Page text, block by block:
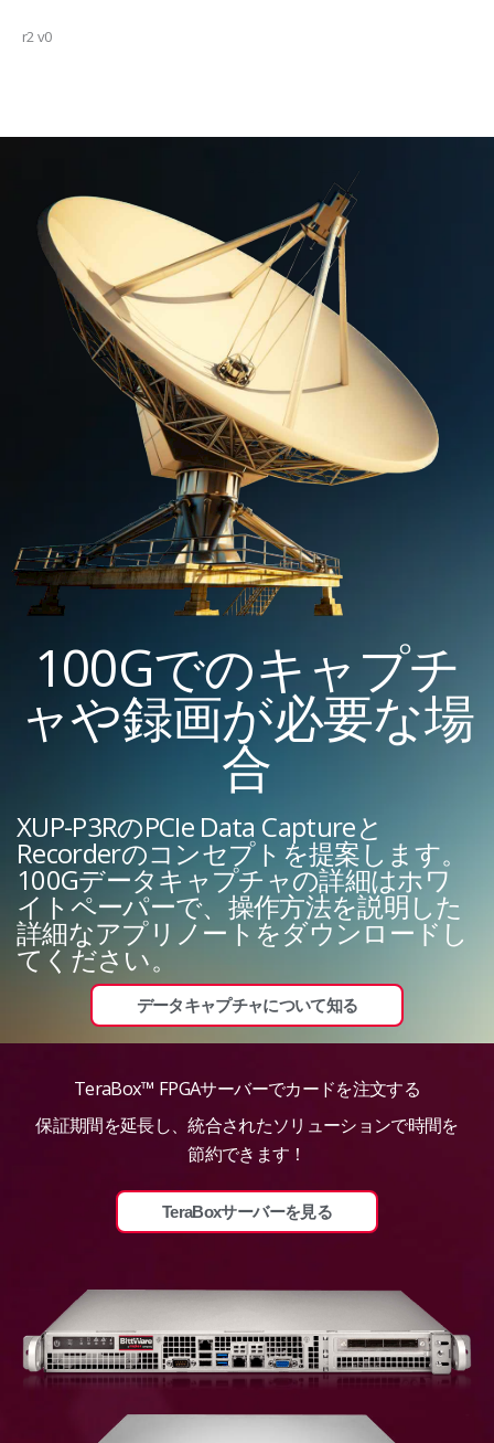
r2 v0
100Gでのキャプチ
ャや録画が必要な場
合
XUP-P3RのPCIe Data Captureと
Recorderのコンセプトを提案します。
100Gデータキャプチャの詳細はホワ
イトペーパーで、操作方法を説明した
詳細なアプリノートをダウンロードし
てください。
データキャプチャについて知る
TeraBox™ FPGAサーバーでカードを注文する
保証期間を延長し、統合されたソリューションで時間を
節約できます！
TeraBoxサーバーを見る